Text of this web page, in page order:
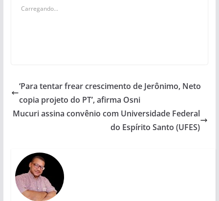
Carregando...
‘Para tentar frear crescimento de Jerônimo, Neto
copia projeto do PT’, afirma Osni
Mucuri assina convênio com Universidade Federal
do Espírito Santo (UFES)